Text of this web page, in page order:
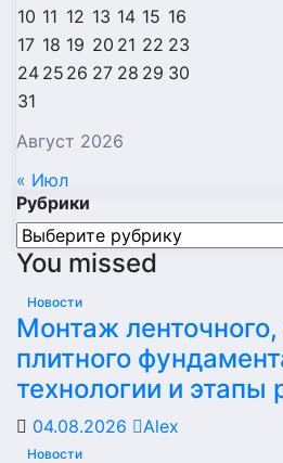
Август 2026
10 11 12 13 14 15 16
17 18 19 20 21 22 23
24 25 26 27 28 29 30
31
« Июл
Рубрики
Рубрики
You missed
Новости
Монтаж ленточного,
плитного
технологии и этапы
04.08.2026 Alex
Новости